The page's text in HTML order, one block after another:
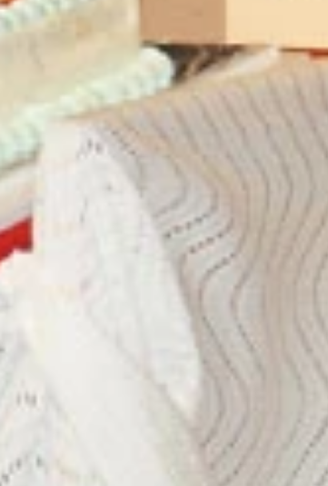
り。男に免疫のない女教師役を熱演する